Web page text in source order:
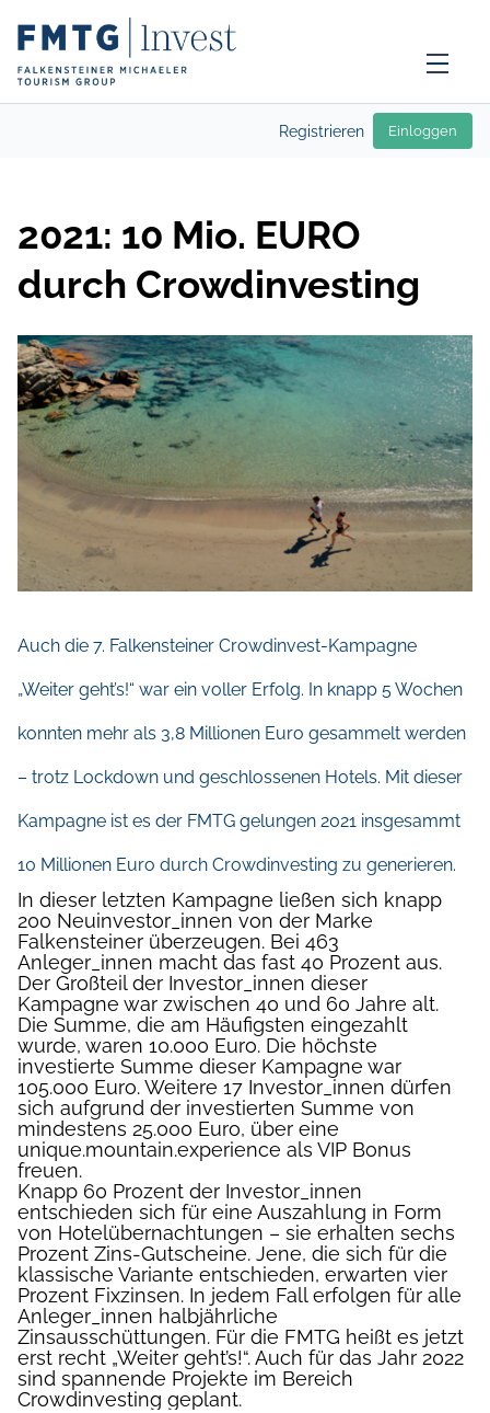
Registrieren Einloggen
2021: 10 Mio. EURO
durch Crowdinvesting
Auch die 7. Falkensteiner Crowdinvest-Kampagne
„Weiter geht’s!“ war ein voller Erfolg. In knapp 5 Wochen
konnten mehr als 3,8 Millionen Euro gesammelt werden
– trotz Lockdown und geschlossenen Hotels. Mit dieser
Kampagne ist es der FMTG gelungen 2021 insgesammt
10 Millionen Euro durch Crowdinvesting zu generieren.
In dieser letzten Kampagne ließen sich knapp
200 Neuinvestor_innen von der Marke
Falkensteiner überzeugen. Bei 463
Anleger_innen macht das fast 40 Prozent aus.
Der Großteil der Investor_innen dieser
Kampagne war zwischen 40 und 60 Jahre alt.
Die Summe, die am Häufigsten eingezahlt
wurde, waren 10.000 Euro. Die höchste
investierte Summe dieser Kampagne war
105.000 Euro. Weitere 17 Investor_innen dürfen
sich aufgrund der investierten Summe von
mindestens 25.000 Euro, über eine
unique.mountain.experience als VIP Bonus
freuen.
Knapp 60 Prozent der Investor_innen
entschieden sich für eine Auszahlung in Form
von Hotelübernachtungen – sie erhalten sechs
Prozent Zins-Gutscheine. Jene, die sich für die
klassische Variante entschieden, erwarten vier
Prozent Fixzinsen. In jedem Fall erfolgen für alle
Anleger_innen halbjährliche
Zinsausschüttungen. Für die FMTG heißt es jetzt
erst recht „Weiter geht’s!“. Auch für das Jahr 2022
sind spannende Projekte im Bereich
Crowdinvesting geplant.